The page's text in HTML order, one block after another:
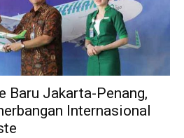
Baru Jakarta-Penang,
Internasional